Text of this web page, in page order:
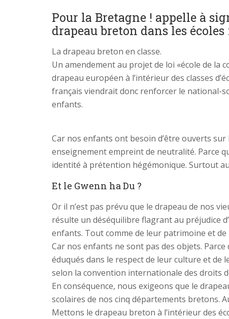
Pour la Bretagne ! appelle à
drapeau breton dans les écoles
La drapeau breton en classe.
Un amendement au projet de loi «école de la
drapeau européen à l’intérieur des classes
français viendrait donc renforcer le national-
enfants.
Car nos enfants ont besoin d’être ouverts sur
enseignement empreint de neutralité. Parce
identité à prétention hégémonique. Surtout
Et le Gwenn ha Du ?
Or il n’est pas prévu que le drapeau de nos
résulte un déséquilibre flagrant au préjudice
enfants. Tout comme de leur patrimoine et
Car nos enfants ne sont pas des objets.
éduqués dans le respect de leur culture et de
selon la convention internationale des droits
En conséquence, nous exigeons que le
scolaires de nos cinq départements bretons.
Mettons le drapeau breton à l’intérieur des